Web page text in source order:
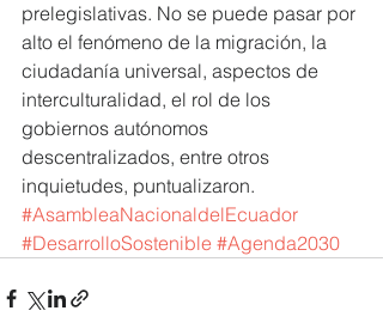
prelegislativas. No se puede pasar por
alto el fenómeno de la migración, la
ciudadanía universal, aspectos de
interculturalidad, el rol de los
gobiernos autónomos
descentralizados, entre otros
inquietudes, puntualizaron.
#AsambleaNacionaldelEcuador
#DesarrolloSostenible #Agenda2030